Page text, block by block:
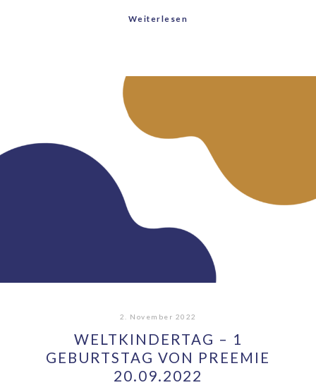
Weiterlesen
2. November 2022
WELTKINDERTAG – 1
GEBURTSTAG VON PREEMIE
20.09.2022